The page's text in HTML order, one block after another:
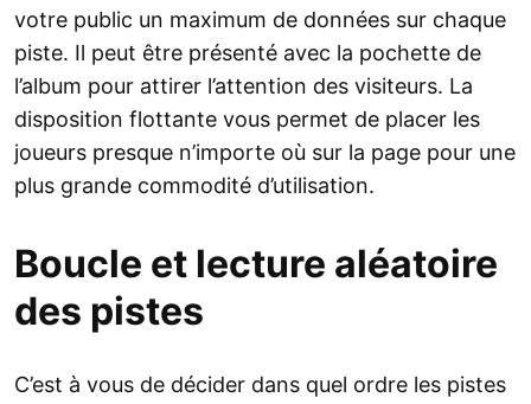
votre public un maximum de données sur chaque
piste. Il peut être présenté avec la pochette de
l’album pour attirer l’attention des visiteurs. La
disposition flottante vous permet de placer les
joueurs presque n’importe où sur la page pour une
plus grande commodité d’utilisation.
Boucle et lecture aléatoire
des pistes
C’est à vous de décider dans quel ordre les pistes